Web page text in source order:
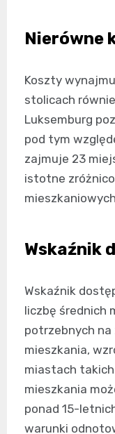
Nierówne
Koszty
stolicach
Luksemburg
pod tym
zajmuje 23
istotne
Wskaźnik
Wskaźnik
liczbę średnich
potrzebnych
mieszkania,
miastach
mieszkania
ponad 15-
warunki